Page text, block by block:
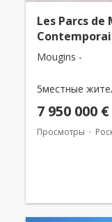
Les Parcs de
Mougins -
5местные
7 950 000 €
Просмотры